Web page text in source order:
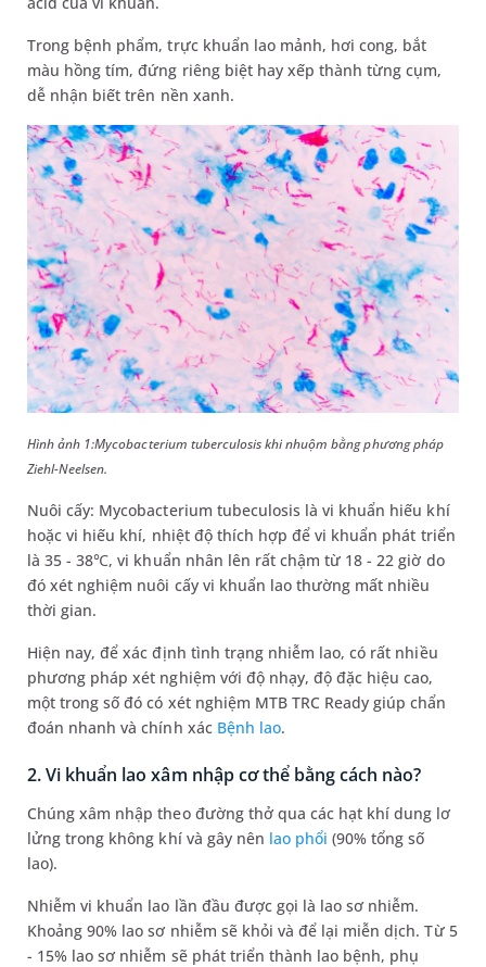
Trong bệnh phẩm, trực khuẩn lao mảnh, hơi cong, bắt
màu hồng tím, đứng riêng biệt hay xếp thành từng cụm,
dễ nhận biết trên nền xanh.
Hình ảnh 1:Mycobacterium tuberculosis khi nhuộm bằng phương pháp
Ziehl-Neelsen.
Nuôi cấy: Mycobacterium tubeculosis là vi khuẩn hiếu khí
hoặc vi hiếu khí, nhiệt độ thích hợp để vi khuẩn phát triển
là 35 - 38℃, vi khuẩn nhân lên rất chậm từ 18 - 22 giờ do
đó xét nghiệm nuôi cấy vi khuẩn lao thường mất nhiều
thời gian.
Hiện nay, để xác định tình trạng nhiễm lao, có rất nhiều
phương pháp xét nghiệm với độ nhạy, độ đặc hiệu cao,
một trong số đó có xét nghiệm MTB TRC Ready giúp chẩn
đoán nhanh và chính xác Bệnh lao.
2. Vi khuẩn lao xâm nhập cơ thể bằng cách nào?
Chúng xâm nhập theo đường thở qua các hạt khí dung lơ
lửng trong không khí và gây nên lao phổi (90% tổng số
lao).
Nhiễm vi khuẩn lao lần đầu được gọi là lao sơ nhiễm.
Khoảng 90% lao sơ nhiễm sẽ khỏi và để lại miễn dịch. Từ 5
- 15% lao sơ nhiễm sẽ phát triển thành lao bệnh, phụ